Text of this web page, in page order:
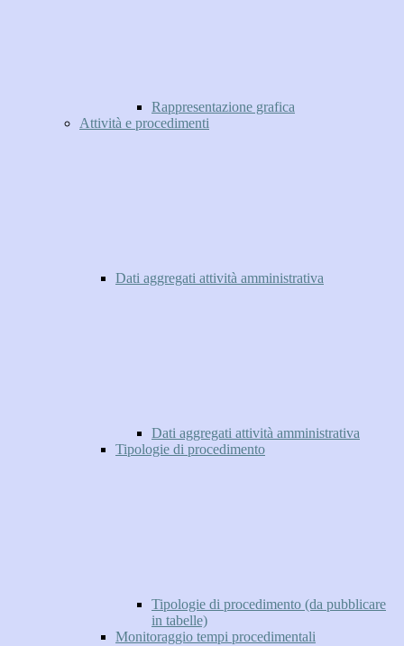
Rappresentazione grafica
Attività e procedimenti
Dati aggregati attività amministrativa
Dati aggregati attività amministrativa
Tipologie di procedimento
Tipologie di procedimento (da pubblicare
in tabelle)
Monitoraggio tempi procedimentali